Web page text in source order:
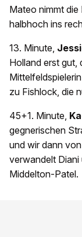
Mateo nimmt die
halbhoch ins
13. Minute,
Holland erst gut,
zu Fishlock, die
45+1. Minute,
gegnerischen
und wir dann
verwandelt
Middelton-Patel.